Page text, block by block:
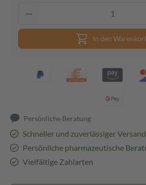
In den
Persönliche Beratung
Schneller und zuverlässiger
Persönliche pharmazeutische
Vielfältige Zahlarten